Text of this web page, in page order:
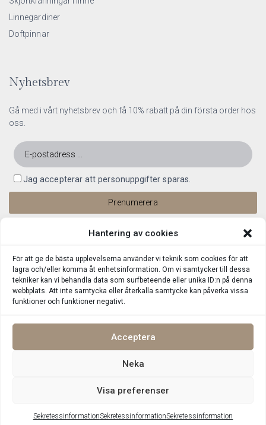
Hantering av cookies
För att ge de bästa upplevelserna använder vi teknik som cookies för att
lagra och/eller komma åt enhetsinformation. Om vi samtycker till dessa
tekniker kan vi behandla data som surfbeteende eller unika ID:n på denna
webbplats. Att inte samtycka eller återkalla samtycke kan påverka vissa
funktioner och funktioner negativt.
Acceptera
Neka
Visa preferenser
SekretessinformationSekretessinformationSekretessinformation
Linnegardiner
Doftpinnar
Nyhetsbrev
Gå med i vårt nyhetsbrev och få 10% rabatt på din första order hos
oss.
Jag accepterar att personuppgifter sparas.
Integritetspolicy
Upphovsrätt 2026 Lin Living Alla rättigheter reserverade